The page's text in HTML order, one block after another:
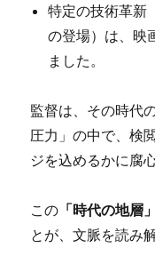
特定の技術革新
の登場）は、映
ました。
監督は、その時代
圧力」の中で、検
ジを込めるかに腐
この 「時代の地層」
とが、文脈を読み